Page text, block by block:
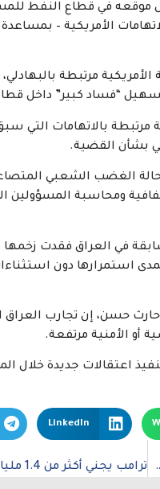
موقعه في قطاع النفط
الأمريكية –
مرتبطة
“فساد كبير” داخل
بالاتهامات التي
بشأن القضية.
الغضب الشعبي
ومحاسبة المسؤولين
في العراق فقدت
استمرارها دون
حسن، إن تجارب
أو الأمنية مرتفعة.
اعتقالات جديدة خلال
LinkedIn
استثمارات الذكاء الاصطناعي